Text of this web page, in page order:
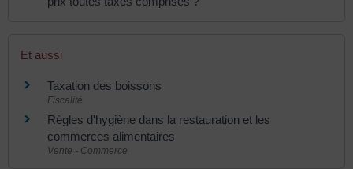
Et aussi
Taxation des boissons
Fiscalité
Règles d'hygiène dans la restauration et les
commerces alimentaires
Vente - Commerce